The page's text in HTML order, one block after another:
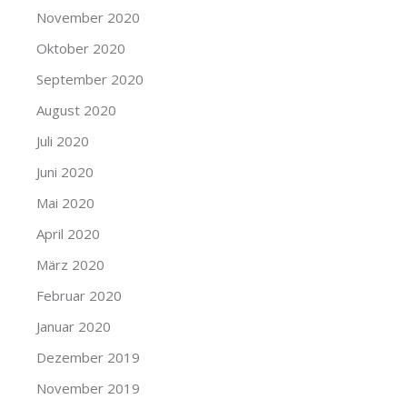
November 2020
Oktober 2020
September 2020
August 2020
Juli 2020
Juni 2020
Mai 2020
April 2020
März 2020
Februar 2020
Januar 2020
Dezember 2019
November 2019